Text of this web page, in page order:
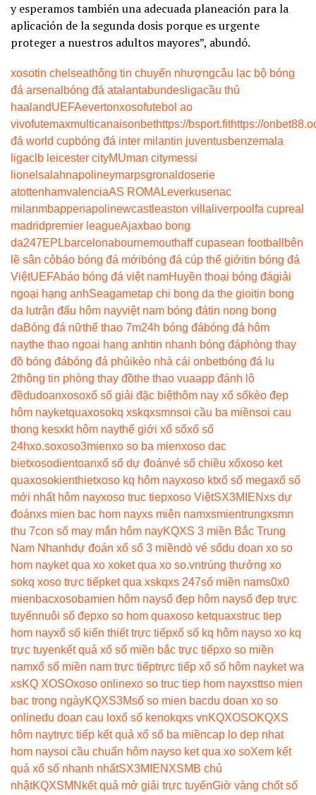
y esperamos también una adecuada planeación para la
aplicación de la segunda dosis porque es urgente
proteger a nuestros adultos mayores”, abundó.
xosotin chelseathông tin chuyển nhượngcâu lạc bộ bóng
đá arsenal bóng đá atalantabundesligacầu thủ
haalandUEFAevertonxosofutebol ao
vivofutemaxmulticanaisonbethttps://bsport.fithttps://
đá world cupbóng đá inter milantin juventusbenzema la
ligaclb leicester cityMUman citymessi
lionel salahnapolineymarpsgronaldoserie
atottenhamvalenciaAS ROMA Leverkusenac
milanmbappenapolinewcastleaston villa liverpool fa cupreal
madridpremier leagueAjaxbao bong
da247EPLbarcelonabournemouthaff cupasean football
bên
lề sân cỏbáo bóng đá mớibóng đá cúp thế giớitin bóng đá
ViệtUEFAbáo bóng đá việt namHuyền thoại bóng đágiải
ngoại hạng anhSeagametap chi bong da the gioitin bong
da lutrận đấu hôm nayviệt nam bóng đátin nong bong
daBóng đá nữthể thao 7m24h bóng đábóng đá hôm
naythe thao ngoai hang anhtin nhanh bóng đáphòng thay
đồ bóng đábóng đá phủikèo nhà cái onbetbóng đá lu
2thông tin phòng thay đồthe thao vuaapp đánh lô
đềdudoanxosoxổ số giải đặc biệthôm nay xổ sốkèo đẹp
hôm nayketquaxosokq xskqxsmnsoi cầu ba miềnsoi cau
thong kesxkt hôm naythế giới xổ sốxổ số
24hxo.soxoso3mienxo so ba mienxoso dac
bietxosodientoanxổ số dự đoánvé số chiều xổxoso ket
quaxosokienthietxoso kq hôm nayxoso ktxổ số megaxổ số
mới nhất hôm nayxoso truc tiepxoso ViệtSX3MIENxs dự
đoánxs mien bac hom nayxs miên namxsmientrungxsmn
thu 7con số may mắn hôm nayKQXS 3 miền Bắc Trung
Nam Nhanhdự đoán xổ số 3 miềndò vé sốdu doan xo so
hom nayket qua xo xoket qua xo so.vntrúng thưởng xo
sokq xoso trực tiếpket qua xskqxs 247số miền nams0x0
mienbacxosobamien hôm naysố đẹp hôm naysố đẹp trực
tuyếnnuôi số đẹpxo so hom quaxoso ketquaxstruc tiep
hom nayxổ số kiến thiết trực tiếpxổ số kq hôm nayso xo kq
trực tuyenkết quả xổ số miền bắc trực tiếpxo so miền
namxổ số miền nam trực tiếptrực tiếp xổ số hôm nayket wa
xsKQ XOSOxoso onlinexo so truc tiep hom nayxsttso mien
bac trong ngàyKQXS3Msố so mien bacdu doan xo so
onlinedu doan cau loxổ số kenokqxs vnKQXOSOKQXS
hôm naytrực tiếp kết quả xổ số ba miềncap lo dep nhat
hom naysoi cầu chuẩn hôm nayso ket qua xo soXem kết
quả xổ số nhanh nhấtSX3MIEN XSMB chủ
nhậtKQXSMN kết quả mở giải trực tuyếnGiờ vàng chốt số